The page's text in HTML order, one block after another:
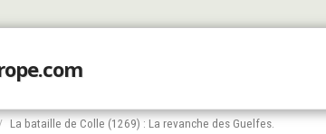
La bataille de Colle (1269) : La revanche des Guelfes.